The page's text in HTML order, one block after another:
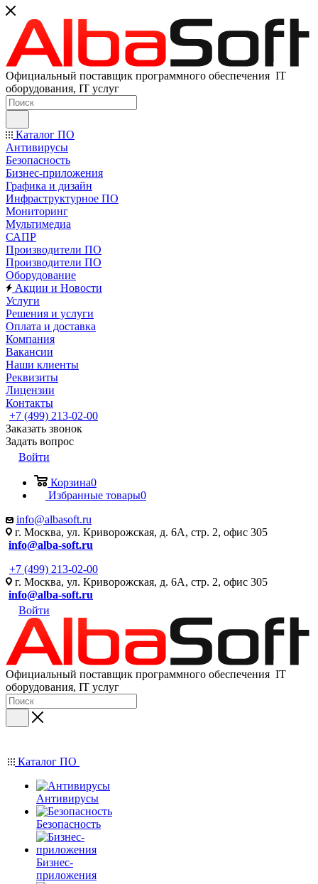
Официальный поставщик программного обеспечения IT
оборудования, IT услуг
Каталог ПО
Антивирусы
Безопасность
Бизнес-приложения
Графика и дизайн
Инфраструктурное ПО
Мониторинг
Мультимедиа
САПР
Производители ПО
Производители ПО
Оборудование
Акции и Новости
Услуги
Решения и услуги
Оплата и доставка
Компания
Вакансии
Наши клиенты
Реквизиты
Лицензии
Контакты
+7 (499) 213-02-00
Заказать звонок
Задать вопрос
Войти
Корзина0
Избранные товары0
info@albasoft.ru
г. Москва, ул. Криворожская, д. 6А, стр. 2, офис 305
info@alba-soft.ru
+7 (499) 213-02-00
г. Москва, ул. Криворожская, д. 6А, стр. 2, офис 305
info@alba-soft.ru
Войти
Официальный поставщик программного обеспечения IT
оборудования, IT услуг
Каталог ПО
Антивирусы
Безопасность
Бизнес-
приложения